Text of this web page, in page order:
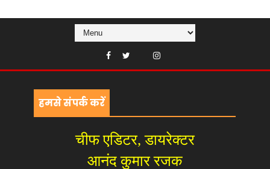
हमसे संपर्क करें
चीफ एडिटर, डायरेक्टर
आनंद कुमार रजक